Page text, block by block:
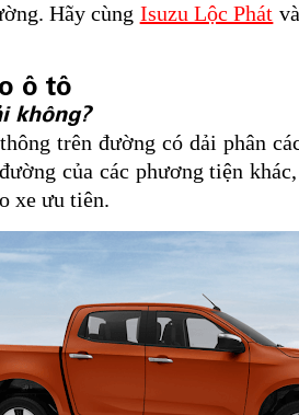
Hãy cùng Isuzu Lộc Phát
ô tô
không?
trên đường có dải phân
của các phương tiện
xe ưu tiên.